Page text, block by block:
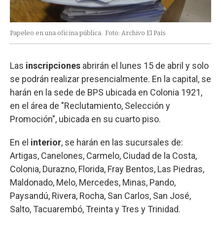
Papeleo en una oficina pública. Foto: Archivo El País
Las inscripciones abrirán el lunes 15 de abril y solo
se podrán realizar presencialmente. En la capital, se
harán en la sede de BPS ubicada en Colonia 1921,
en el área de "Reclutamiento, Selección y
Promoción", ubicada en su cuarto piso.
En el interior, se harán en las sucursales de:
Artigas, Canelones, Carmelo, Ciudad de la Costa,
Colonia, Durazno, Florida, Fray Bentos, Las Piedras,
Maldonado, Melo, Mercedes, Minas, Pando,
Paysandú, Rivera, Rocha, San Carlos, San José,
Salto, Tacuarembó, Treinta y Tres y Trinidad.